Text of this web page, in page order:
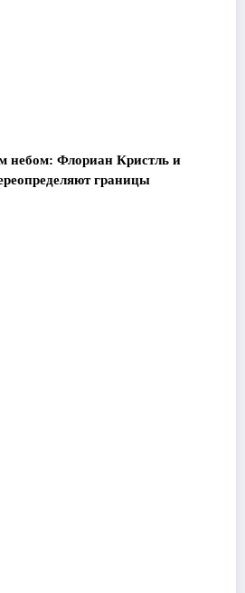
небом: Флориан Кристль и
границы